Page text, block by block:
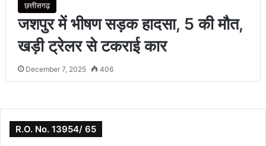
छत्तीसगढ़
जशपुर में भीषण सड़क हादसा, 5 की मौत,
खड़ी ट्रेलर से टकराई कार
December 7, 2025 406
R.O. No. 13954/ 65